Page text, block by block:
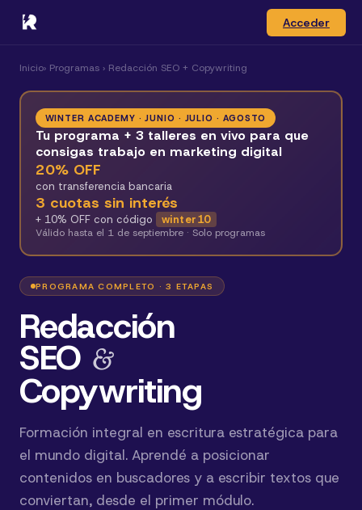
Acceder
Inicio› Programas › Redacción SEO + Copywriting
WINTER ACADEMY · JUNIO · JULIO · AGOSTO
Tu programa + 3 talleres en vivo para que
consigas trabajo en marketing digital
20% OFF
con transferencia bancaria
3 cuotas sin interés
+ 10% OFF con código winter10
Válido hasta el 1 de septiembre· Solo programas
PROGRAMA COMPLETO · 3 ETAPAS
Redacción
SEO &
Copywriting
Formación integral en escritura estratégica para
el mundo digital. Aprendé a posicionar
contenidos en buscadores y a escribir textos que
conviertan, desde el primer módulo.